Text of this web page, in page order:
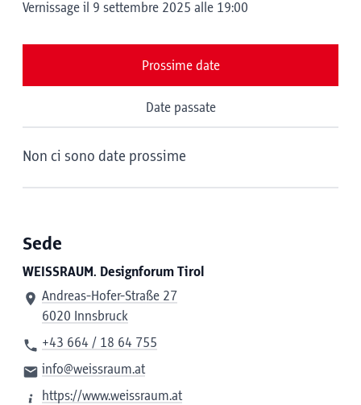
Vernissage il 9 settembre 2025 alle 19:00
Prossime date
Date passate
Non ci sono date prossime
Sede
WEISSRAUM. Designforum Tirol
Andreas-Hofer-Straße 27
6020 Innsbruck
+43 664 / 18 64 755
info@weissraum.at
https://www.weissraum.at